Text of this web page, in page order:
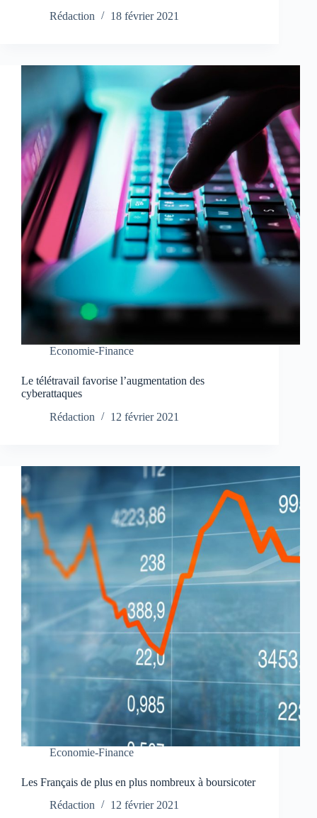
Rédaction
18 février 2021
Economie-Finance
Le télétravail favorise l’augmentation des
cyberattaques
Rédaction
12 février 2021
Economie-Finance
Les Français de plus en plus nombreux à boursicoter
Rédaction
12 février 2021